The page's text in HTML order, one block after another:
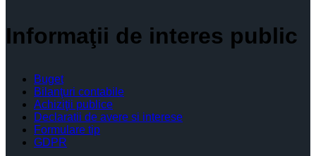
Informaţii de interes public
Buget
Bilanţuri contabile
Achiziţii publice
Declaratii de avere si interese
Formulare tip
GDPR